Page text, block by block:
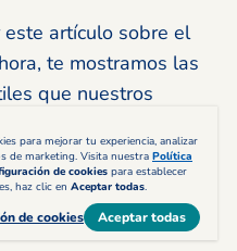
artículo sobre el
te mostramos las
que nuestros
personal quieren
para entrar en
y ponerlas en
para mejorar tu experiencia, analizar
de marketing. Visita nuestra Política
de cookies para establecer
haz clic en Aceptar todas.
de cookies Aceptar todas